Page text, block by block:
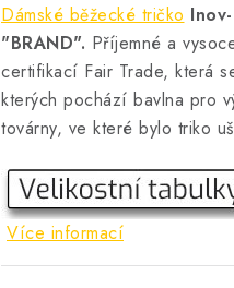
Dámské běžecké tričko
"BRAND". Příjemné a
certifikací Fair Trade, která
kterých pochází bavlna pro
továrny, ve které bylo triko
Více informací